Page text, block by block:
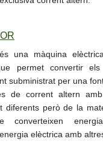
una màquina
permet convertir
subministrat per una
de corrent altern
diferents però de la
converteixen
elèctrica amb